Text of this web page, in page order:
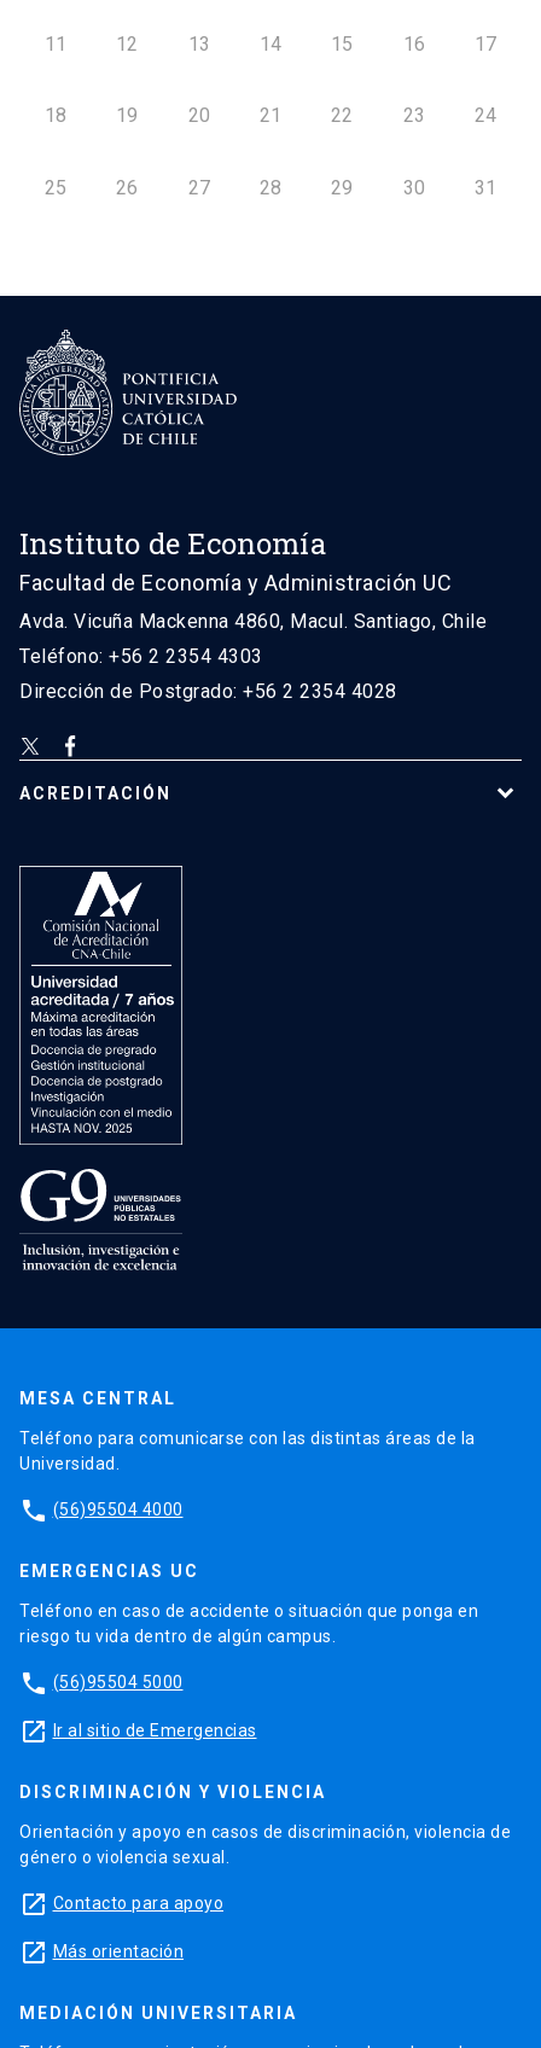
11 12 13 14 15 16 17
18 19 20 21 22 23 24
25 26 27 28 29 30 31
Instituto de Economía
Facultad de Economía y Administración UC
Avda. Vicuña Mackenna 4860, Macul. Santiago, Chile
Teléfono: +56 2 2354 4303
Dirección de Postgrado: +56 2 2354 4028
ACREDITACIÓN
MESA CENTRAL
Teléfono para comunicarse con las distintas áreas de la
Universidad.
phone (56)95504 4000
EMERGENCIAS UC
Teléfono en caso de accidente o situación que ponga en
riesgo tu vida dentro de algún campus.
phone (56)95504 5000
launch Ir al sitio de Emergencias
DISCRIMINACIÓN Y VIOLENCIA
Orientación y apoyo en casos de discriminación, violencia de
género o violencia sexual.
launch Contacto para apoyo
launch Más orientación
MEDIACIÓN UNIVERSITARIA